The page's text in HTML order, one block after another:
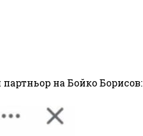
на Бойко Борисов: